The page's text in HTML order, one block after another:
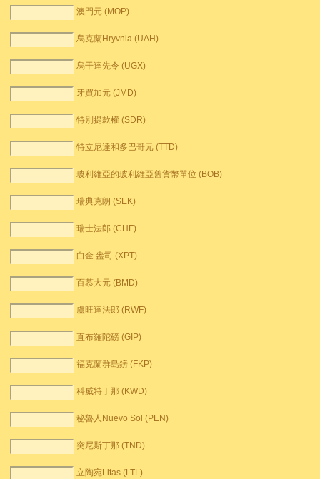
澳門元 (MOP)
烏克蘭Hryvnia (UAH)
烏干達先令 (UGX)
牙買加元 (JMD)
特別提款權 (SDR)
特立尼達和多巴哥元 (TTD)
玻利維亞的玻利維亞舊貨幣單位 (BOB)
瑞典克朗 (SEK)
瑞士法郎 (CHF)
白金 盎司 (XPT)
百慕大元 (BMD)
盧旺達法郎 (RWF)
直布羅陀磅 (GIP)
福克蘭群島鎊 (FKP)
科威特丁那 (KWD)
秘魯人Nuevo Sol (PEN)
突尼斯丁那 (TND)
立陶宛Litas (LTL)